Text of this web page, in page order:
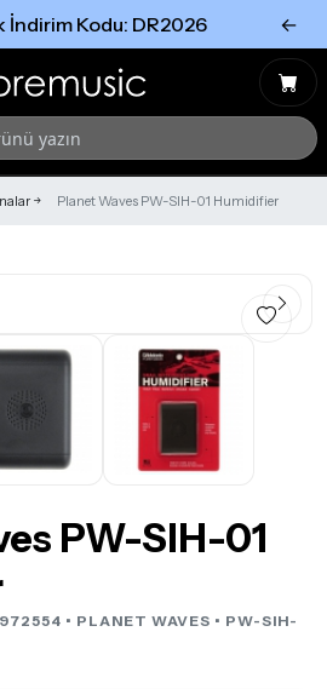
İndirim Kodu: DR2026 ←
Planet Waves PW-SIH-01 Humidifier
PW-SIH-01
• PLANET WAVES • PW-SIH-
Tümünü Gör
Tümünü gör